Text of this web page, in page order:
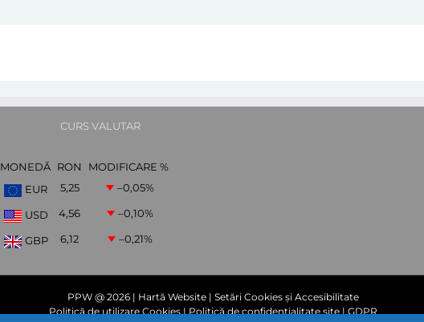
CURS VALUTAR
MONEDĂ RON
MODIFICARE %
EUR
5,25 –0,05%
USD 4,56 –0,10%
GBP 6,12 –0,21%
PPW @ 2026 | Hartă Website| Setări Cookies și Accesibilitate
Politică de utilizare Cookies|Politică de confidențialitate site|GDPR